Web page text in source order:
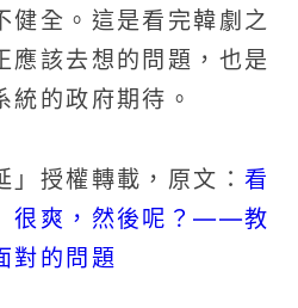
健全。這是看完韓劇之
應該去想的問題，也是
統的政府期待。
」授權轉載，原文： 看
很爽，然後呢？——教
對的問題